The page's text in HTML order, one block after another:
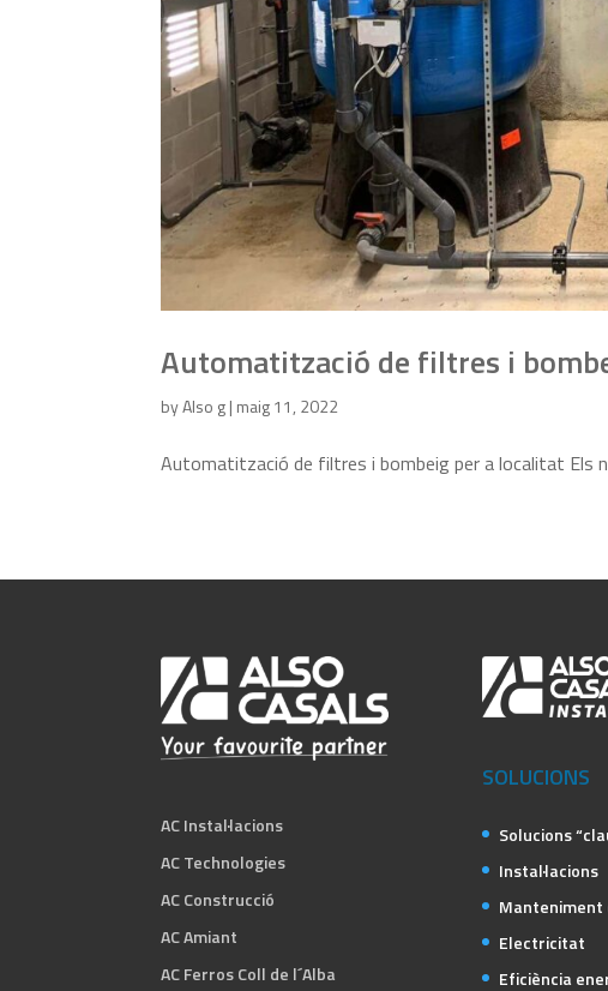
Automatització de filtres i
byAlso g| maig 11, 2022
Automatització de filtres i bombeig per a localitat Els
AC Instal·lacions
AC Technologies
AC Construcció
AC Amiant
AC Ferros Coll de l´Alba
SOLUCIONS
Solucions
Instal·lacions
Manteniment
Electricitat
Eficiència